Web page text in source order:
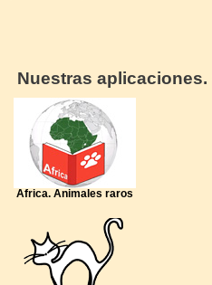
Nuestras
Africa. Animales raros